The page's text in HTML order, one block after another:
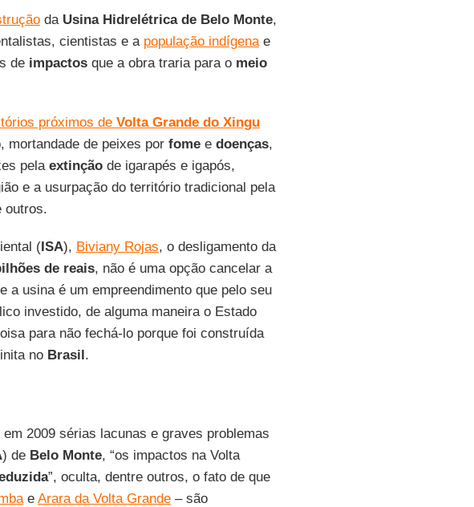
da Usina Hidrelétrica de Belo Monte,
cientistas e a população indígenae
de impactosque a obra traria para o meio
próximos de Volta Grande do Xingu
mortandade de peixes por fomee doenças,
pela extinçãode igarapés e igapós,
e a usurpação do território tradicional pela
outros.
(ISA), Biviany Rojas, o desligamento da
de reais, não é uma opção cancelar a
a usina é um empreendimento que pelo seu
investido, de alguma maneira o Estado
para não fechá-lo porque foi construída
no Brasil.
2009 sérias lacunas e graves problemas
) de Belo Monte, “os impactos na Volta
”, oculta, dentre outros, o fato de que
e Arara da Volta Grande– são